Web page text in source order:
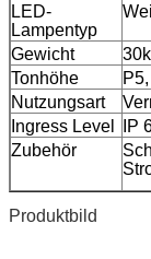
LED-
Lampentyp
Gewicht
Tonhöhe
Nutzungsart
Ingress Level
IP
Zubehör
Produktbild